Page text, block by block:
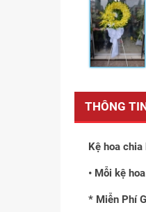
THÔNG
Kệ hoa
• Mỗi kệ
* Miễn Phí